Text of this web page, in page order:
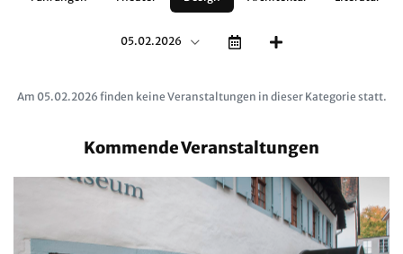
05.02.2026
Am 05.02.2026 finden keine Veranstaltungen in dieser Kategorie statt.
Kommende Veranstaltungen